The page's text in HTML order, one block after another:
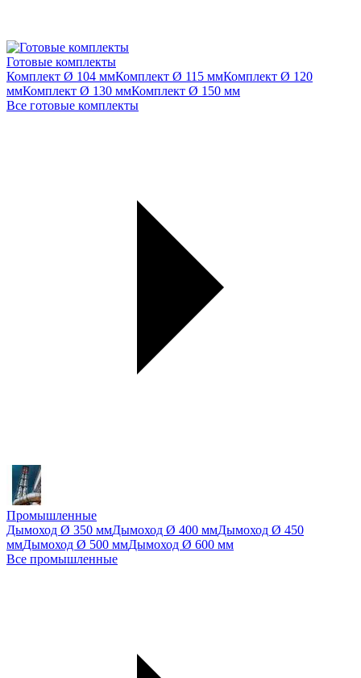
Готовые комплекты
Комплект Ø 104 ммКомплект Ø 115 ммКомплект Ø 120
ммКомплект Ø 130 ммКомплект Ø 150 мм
Все готовые комплекты
Промышленные
Дымоход Ø 350 ммДымоход Ø 400 ммДымоход Ø 450
ммДымоход Ø 500 ммДымоход Ø 600 мм
Все промышленные